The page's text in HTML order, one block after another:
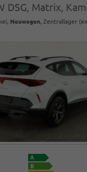
DSG, Matrix,
Neuwagen, Zentrallager